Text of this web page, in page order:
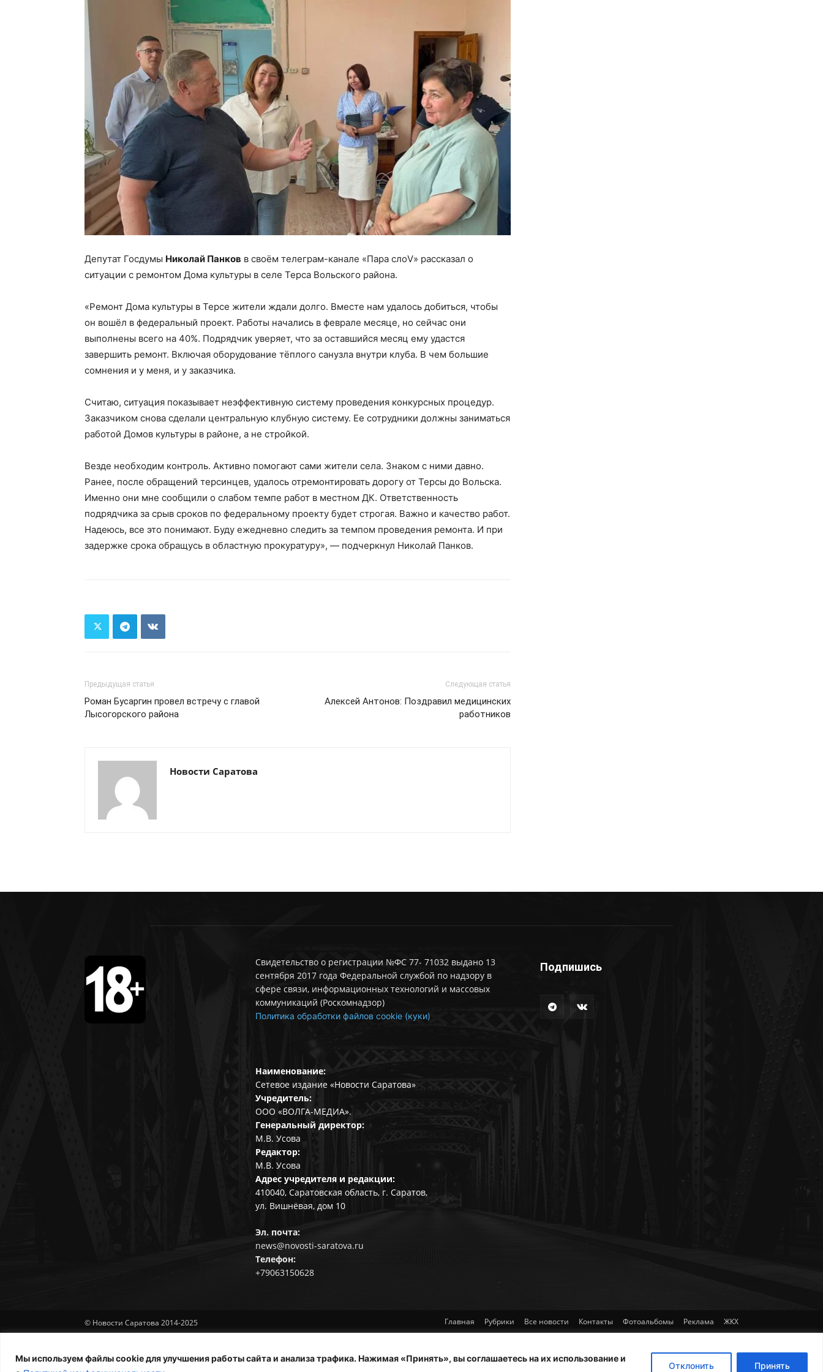
Мы используем файлы cookie для улучшения работы сайта и анализа трафика. Нажимая «Принять», вы соглашаетесь на их использование и
Отклонить Принять
Депутат Госдумы Николай Панков в своём телеграм-канале «Пара слоV» рассказал о
ситуации с ремонтом Дома культуры в селе Терса Вольского района.
«Ремонт Дома культуры в Терсе жители ждали долго. Вместе нам удалось добиться, чтобы
он вошёл в федеральный проект. Работы начались в феврале месяце, но сейчас они
выполнены всего на 40%. Подрядчик уверяет, что за оставшийся месяц ему удастся
завершить ремонт. Включая оборудование тёплого санузла внутри клуба. В чем большие
сомнения и у меня, и у заказчика.
Считаю, ситуация показывает неэффективную систему проведения конкурсных процедур.
Заказчиком снова сделали центральную клубную систему. Ее сотрудники должны заниматься
работой Домов культуры в районе, а не стройкой.
Везде необходим контроль. Активно помогают сами жители села. Знаком с ними давно.
Ранее, после обращений терсинцев, удалось отремонтировать дорогу от Терсы до Вольска.
Именно они мне сообщили о слабом темпе работ в местном ДК. Ответственность
подрядчика за срыв сроков по федеральному проекту будет строгая. Важно и качество работ.
Надеюсь, все это понимают. Буду ежедневно следить за темпом проведения ремонта. И при
задержке срока обращусь в областную прокуратуру», — подчеркнул Николай Панков.
Предыдущая статья
Роман Бусаргин провел встречу с главой
Лысогорского района
Следующая статья
Алексей Антонов: Поздравил медицинских
работников
Новости Саратова
Свидетельство о регистрации №ФС 77- 71032 выдано 13
сентября 2017 года Федеральной службой по надзору в
сфере связи, информационных технологий и массовых
коммуникаций (Роскомнадзор)
Политика обработки файлов cookie (куки)
Наименование:
Сетевое издание «Новости Саратова»
Учредитель:
ООО «ВОЛГА-МЕДИА».
Генеральный директор:
М.В. Усова
Редактор:
М.В. Усова
Адрес учредителя и редакции:
410040, Саратовская область, г. Саратов,
ул. Вишнёвая, дом 10
Эл. почта:
news@novosti-saratova.ru
Телефон:
+79063150628
Подпишись
© Новости Саратова 2014-2025 Главная Рубрики Все новости Контакты Фотоальбомы Реклама ЖКХ